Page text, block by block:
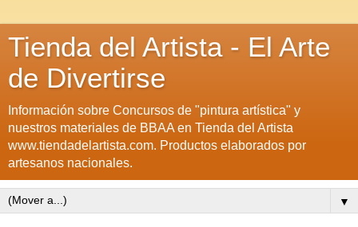
Tienda del Artista - El Arte
de Divertirse
Información sobre Concursos de "pintura artística" y
nuestros materiales de BBAA en Tienda del Artista
www.tiendadelartista.com. Productos elaborados por
artesanos nacionales.
▼